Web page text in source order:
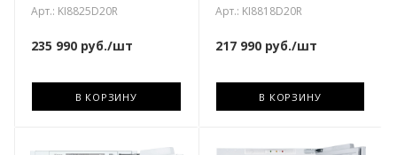
Арт.: KI8825D20R
235 990 руб./шт
В КОРЗИНУ
Арт.: KI8818D20R
217 990руб./шт
В КОРЗИНУ